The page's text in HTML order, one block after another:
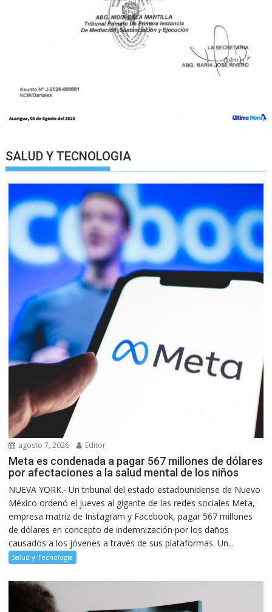
SALUD Y TECNOLOGIA
agosto 7, 2026 Editor
Meta es condenada a pagar 567 millones de dólares
por afectaciones a la salud mental de los niños
NUEVA YORK.- Un tribunal del estado estadounidense de Nuevo
México ordenó el jueves al gigante de las redes sociales Meta,
empresa matriz de Instagram y Facebook, pagar 567 millones
de dólares en concepto de indemnización por los daños
causados a los jóvenes a través de sus plataformas. Un...
Salud y Tecnología